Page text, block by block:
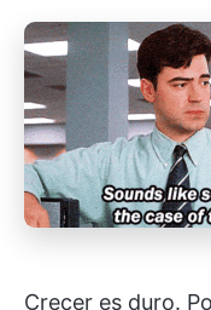
Crecer es duro.